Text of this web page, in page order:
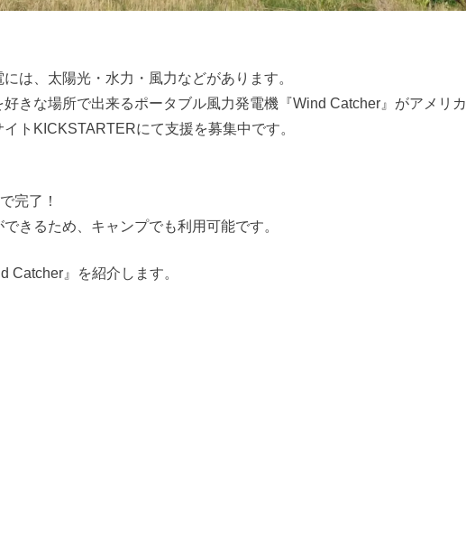
は、太陽光・水力・風力などがあります。
きな場所で出来るポータブル風力発電機『Wind Catcher』がアメリカ
トKICKSTARTERにて支援を募集中です。
完了！
きるため、キャンプでも利用可能です。
Catcher』を紹介します。